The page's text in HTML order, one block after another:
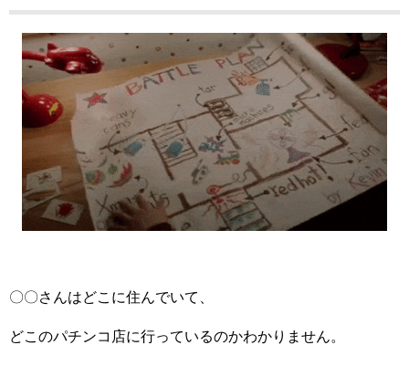
〇〇さんはどこに住んでいて、
どこのパチンコ店に行っているのかわかりません。